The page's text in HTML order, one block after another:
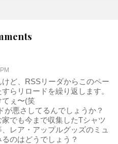
ど、RSSリーダからこのペー
らリロードを繰り返します。
てぇ〜(笑
が悪さしてるんでしょうか？
でも今まで収集したTシャツ
レア・アップルグッズのミュ
のはどうでしょう？